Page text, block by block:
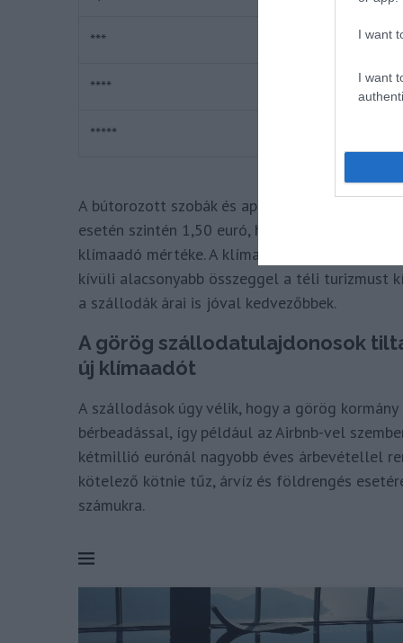
I want
I want
***
****
*****
A bútorozott szobák és apartmanok esetében
esetén szintén 1,50 euró, ha pedig a rövid
klímaadó mértéke. A klímaadó novembertől
kívüli alacsonyabb összeggel a téli turizmust
a szállodák árai is jóval kedvezőbbek.
A görög szállodatulajdonosok
új klímaadót
A szállodások úgy vélik, hogy a görög
bérbeadással, így például az Airbnb-vel
kétmillió eurónál nagyobb éves árbevétellel
kötelező kötnie tűz, árvíz és földrengés
számukra.